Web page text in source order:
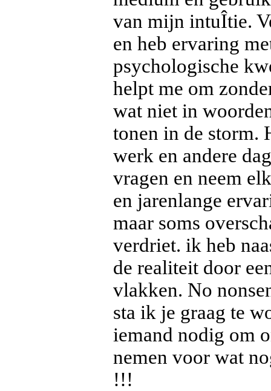
van mijn intuÎtie.
en heb ervaring
psychologische
helpt me om
wat niet in
tonen in de storm.
werk en andere
vragen en neem
en jarenlange
maar soms
verdriet. ik heb
de realiteit door
vlakken. No
sta ik je graag te
iemand nodig om
nemen voor wat
!!!